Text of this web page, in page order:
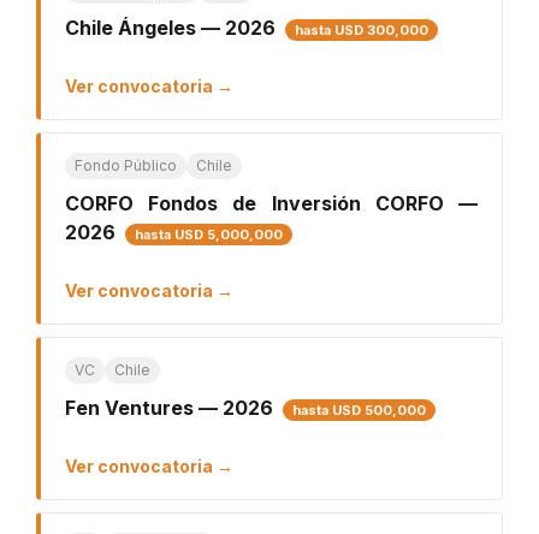
Chile Ángeles — 2026 hasta USD 300,000
Ver convocatoria →
Fondo Público Chile
CORFO Fondos de Inversión CORFO —
2026
hasta USD 5,000,000
Ver convocatoria →
VC Chile
Fen Ventures — 2026 hasta USD 500,000
Ver convocatoria →